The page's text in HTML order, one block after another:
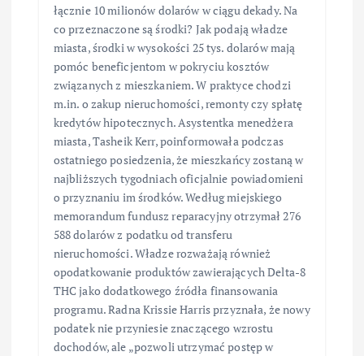
łącznie 10 milionów dolarów w ciągu dekady. Na
co przeznaczone są środki? Jak podają władze
miasta, środki w wysokości 25 tys. dolarów mają
pomóc beneficjentom w pokryciu kosztów
związanych z mieszkaniem. W praktyce chodzi
m.in. o zakup nieruchomości, remonty czy spłatę
kredytów hipotecznych. Asystentka menedżera
miasta, Tasheik Kerr, poinformowała podczas
ostatniego posiedzenia, że mieszkańcy zostaną w
najbliższych tygodniach oficjalnie powiadomieni
o przyznaniu im środków. Według miejskiego
memorandum fundusz reparacyjny otrzymał 276
588 dolarów z podatku od transferu
nieruchomości. Władze rozważają również
opodatkowanie produktów zawierających Delta-8
THC jako dodatkowego źródła finansowania
programu. Radna Krissie Harris przyznała, że nowy
podatek nie przyniesie znaczącego wzrostu
dochodów, ale „pozwoli utrzymać postęp w